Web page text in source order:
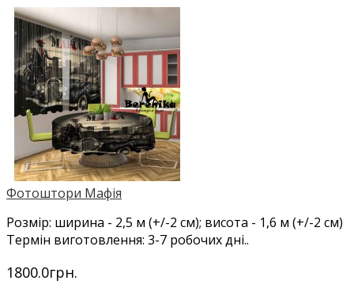
Фотоштори Мафія
Розмір: ширина - 2,5 м (+/-2 см); висота - 1,6 м (+/-2 см)
Термін виготовлення: 3-7 робочих дні..
1800.0грн.